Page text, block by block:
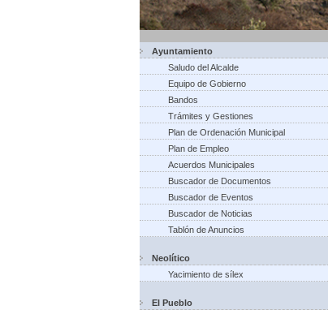
Ayuntamiento
Saludo del Alcalde
Equipo de Gobierno
Bandos
Trámites y Gestiones
Plan de Ordenación Municipal
Plan de Empleo
Acuerdos Municipales
Buscador de Documentos
Buscador de Eventos
Buscador de Noticias
Tablón de Anuncios
Neolítico
Yacimiento de sílex
El Pueblo